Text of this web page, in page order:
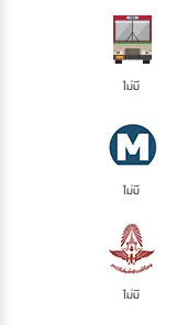
ไม่มี
ไม่มี
ไม่มี